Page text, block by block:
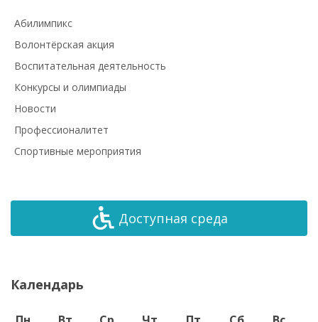
Абилимпикс
Волонтёрская акция
Воспитательная деятельность
Конкурсы и олимпиады
Новости
Профессионалитет
Спортивные мероприятия
Доступная среда
Календарь